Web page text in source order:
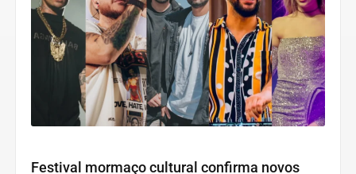
Festival mormaço cultural confirma novos